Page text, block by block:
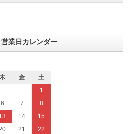
業日カレンダー
金
土
1
6 7
8
14
15
21
22